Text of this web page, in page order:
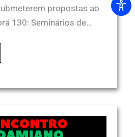
propostas ao
130: Seminários de…